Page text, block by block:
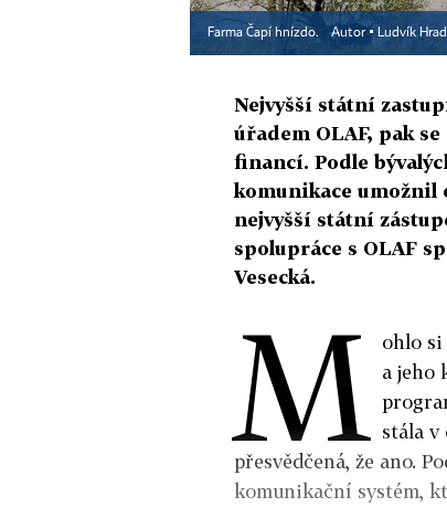
Farma Čapí hnízdo. Autor ▪ Ludvík
Nejvyšší státní
úřadem OLAF, pak
financí. Podle
komunikace umožnil
nejvyšší státní
spolupráce s OLAF
Vesecká.
M ohlo si
a jeho
stála v
přesvědčená, že ano.
komunikační systém,